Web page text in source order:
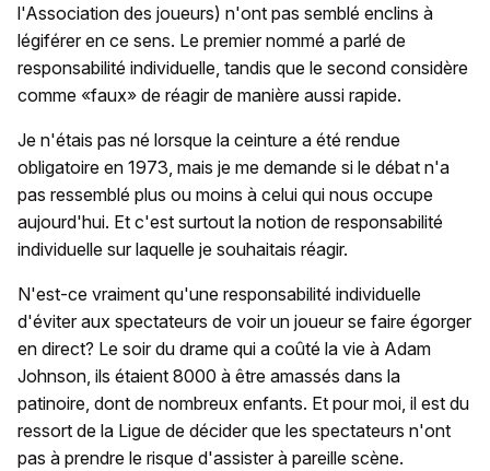
l'Association des joueurs) n'ont pas semblé enclins à
légiférer en ce sens. Le premier nommé a parlé de
responsabilité individuelle, tandis que le second considère
comme «faux» de réagir de manière aussi rapide.
Je n'étais pas né lorsque la ceinture a été rendue
obligatoire en 1973, mais je me demande si le débat n'a
pas ressemblé plus ou moins à celui qui nous occupe
aujourd'hui. Et c'est surtout la notion de responsabilité
individuelle sur laquelle je souhaitais réagir.
N'est-ce vraiment qu'une responsabilité individuelle
d'éviter aux spectateurs de voir un joueur se faire égorger
en direct? Le soir du drame qui a coûté la vie à Adam
Johnson, ils étaient 8000 à être amassés dans la
patinoire, dont de nombreux enfants. Et pour moi, il est du
ressort de la Ligue de décider que les spectateurs n'ont
pas à prendre le risque d'assister à pareille scène.